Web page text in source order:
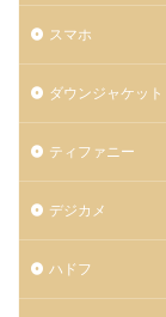
スマホ
ダウンジャケット
ティファニー
デジカメ
ハドフ